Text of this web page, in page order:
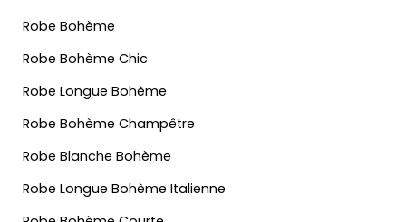
Robe Bohème
Robe Bohème Chic
Robe Longue Bohème
Robe Bohème Champêtre
Robe Blanche Bohème
Robe Longue Bohème Italienne